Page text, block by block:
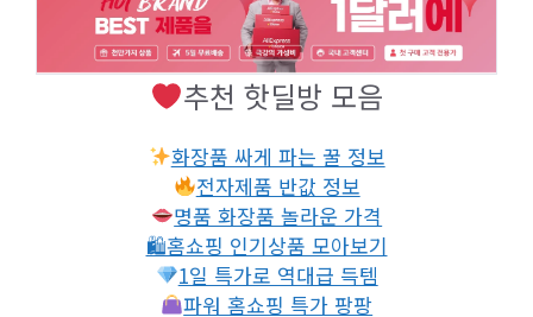
추천 핫딜방 모음
화장품 싸게 파는 꿀 정보
전자제품 반값 정보
명품 화장품 놀라운 가격
🛍홈쇼핑 인기상품 모아보기
1일 특가로 역대급 득템
파워 홈쇼핑 특가 팡팡